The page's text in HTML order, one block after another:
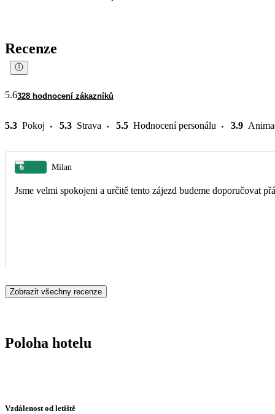
Recenze
5.6328 hodnocení zákazníků
5.3 Pokoj 5.3 Strava 5.5 Hodnocení personálu 3.9
6 Milan
Jsme velmi spokojeni a určitě tento zájezd budeme doporučovat
Zobrazit všechny recenze
Poloha hotelu
Vzdálenost od letiště